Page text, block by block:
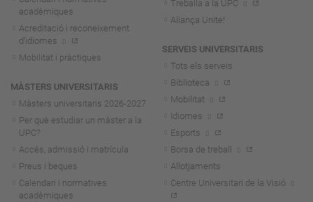
acadèmiques
Acreditació i reconeixement
d'idiomes
Mobilitat i pràctiques
MÀSTERS UNIVERSITARIS
Màsters universitaris 2026-2027
Per què estudiar un màster a la
UPC?
Accés, admissió i matrícula
Preus i beques
Calendari i normatives
acadèmiques
Treballa a la UPC
Aliança Unite!
SERVEIS UNIVERSITARIS
Tots els serveis
Biblioteca
Mobilitat
Idiomes
Esports
Borsa de treball
Allotjaments
Centre Universitari de la Visió